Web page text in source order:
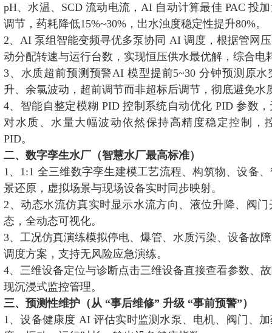
pH、水温、SCD 流动电流，AI 自动计算最佳 PAC 投
调节，药耗降低15%~30%，出水浊度稳定性提升80%。
2、AI 泵组智能变频寻优多泵协同 AI 调度，根据管网
动分配转速与运行台数，实现恒压供水最优解，综合电
3、水质超前预测预警AI 模型提前5~30 分钟预测原
升、余氯波动，超前调节而非超标后调节，彻底避免水
4、智能自整定模糊 PID 控制系统自动优化 PID 参数
对水质、水量大幅波动依然保持高精度稳定控制，
PID。
二、数字孪生水厂（智慧水厂最高标准）
1、1:1 全三维数字孪生建模工艺流程、构筑物、设备
景还原，虚拟场景与现场设备实时同步映射。
2、动态水流仿真实时显示水流方向、液位升降、阀
态，全动态可视化。
3、工况仿真演练模拟停电、爆管、水质污染、设备故
调度方案，支持无风险应急演练。
4、三维设备定位与诊断点击三维设备直接查看参数、
现沉浸式监控管理。
三、预测性维护（从 “事后维修” 升级 “事前预警”）
1、设备健康度 AI 评估实时监测水泵、电机、阀门、